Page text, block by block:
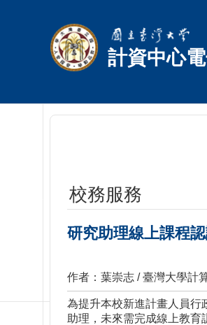
計資中心
校務服務
研究助理線上課程
作者：葉崇志 / 臺灣大學計
為提升本校新進計畫人員行
助理，未來需完成線上教育